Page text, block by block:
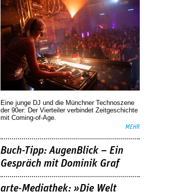
Eine junge DJ und die Münchner Technoszene
der 90er: Der Vierteiler verbindet Zeitgeschichte
mit Coming-of-Age.
MEHR
Buch-Tipp: AugenBlick – Ein
Gespräch mit Dominik Graf
arte-Mediathek: »Die Welt